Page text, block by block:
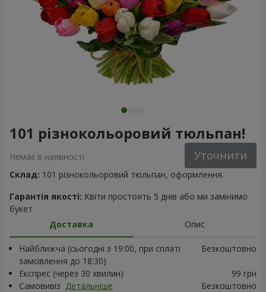
101 різнокольоровий тюльпан!
Немає в наявності Уточнити
Склад: 101 різнокольоровий тюльпан, оформлення.
Гарантія якості: Квіти простоять 5 днів або ми замінимо
букет
Доставка
Опис
Найближча (сьогодні з 19:00, при сплаті
замовлення до 18:30)
Безкоштовно
Експрес (через 30 хвилин)
99 грн
Самовивіз Детальніше Безкоштовно